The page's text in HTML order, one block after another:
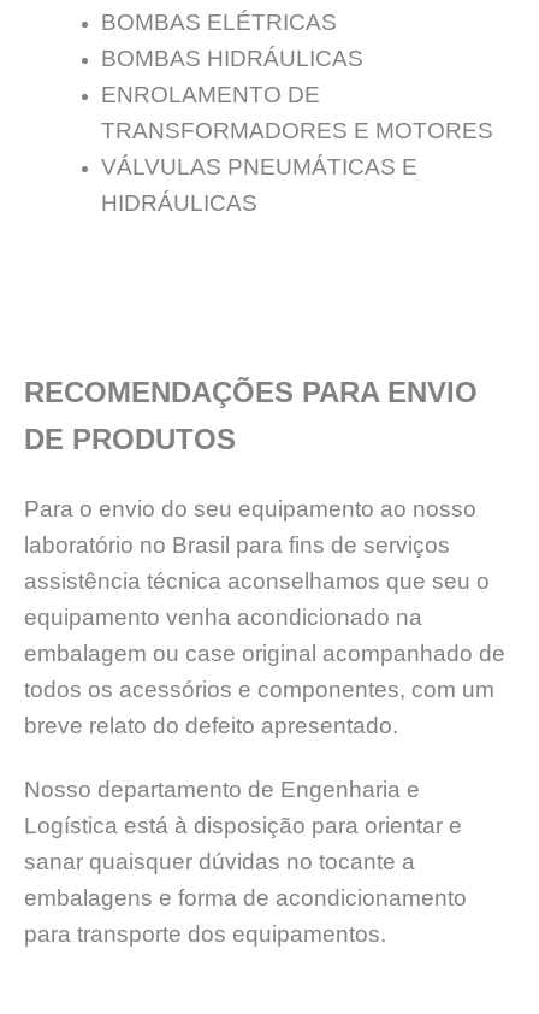
BOMBAS ELÉTRICAS
BOMBAS HIDRÁULICAS
ENROLAMENTO DE
TRANSFORMADORES E MOTORES
VÁLVULAS PNEUMÁTICAS E
HIDRÁULICAS
RECOMENDAÇÕES PARA ENVIO
DE PRODUTOS
Para o envio do seu equipamento ao nosso
laboratório no Brasil para fins de serviços
assistência técnica aconselhamos que seu o
equipamento venha acondicionado na
embalagem ou case original acompanhado de
todos os acessórios e componentes, com um
breve relato do defeito apresentado.
Nosso departamento de Engenharia e
Logística está à disposição para orientar e
sanar quaisquer dúvidas no tocante a
embalagens e forma de acondicionamento
para transporte dos equipamentos.